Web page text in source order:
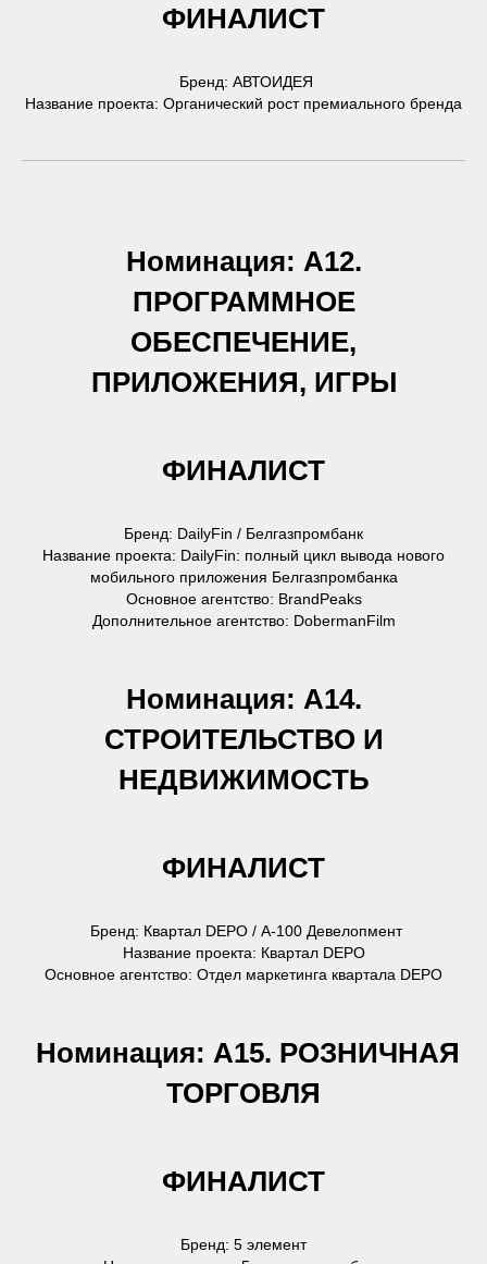
ФИНАЛИСТ
Бренд: АВТОИДЕЯ
Название проекта: Органический рост премиального бренда
Номинация: А12.
ПРОГРАММНОЕ
ОБЕСПЕЧЕНИЕ,
ПРИЛОЖЕНИЯ, ИГРЫ
ФИНАЛИСТ
Бренд: DailyFin / Белгазпромбанк
Название проекта: DailyFin: полный цикл вывода нового
мобильного приложения Белгазпромбанка
Основное агентство: BrandPeaks
Дополнительное агентство: DobermanFilm
Номинация: А14.
СТРОИТЕЛЬСТВО И
НЕДВИЖИМОСТЬ
ФИНАЛИСТ
Бренд: Квартал DEPO / А-100 Девелопмент
Название проекта: Квартал DEPO
Основное агентство: Отдел маркетинга квартала DEPO
Номинация: А15. РОЗНИЧНАЯ
ТОРГОВЛЯ
ФИНАЛИСТ
Бренд: 5 элемент